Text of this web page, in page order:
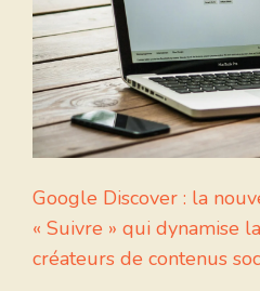
Google Discover : la
« Suivre » qui dynamise
créateurs de contenus